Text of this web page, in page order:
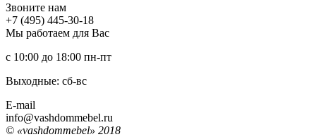
Звоните нам
+7 (495) 445-30-18
Мы работаем для Вас
с 10:00 до 18:00 пн-пт
Выходные: сб-вc
E-mail
info@vashdommebel.ru
© «vashdommebel» 2018